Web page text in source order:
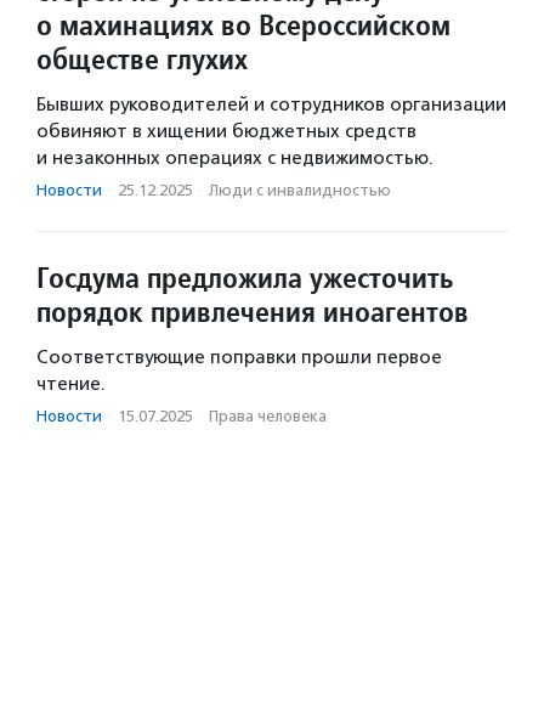
о махинациях во Всероссийском
обществе глухих
Бывших руководителей и сотрудников организации
обвиняют в хищении бюджетных средств
и незаконных операциях с недвижимостью.
Новости · 25.12.2025 · Люди с инвалидностью
Госдума предложила ужесточить
порядок привлечения иноагентов
Соответствующие поправки прошли первое
чтение.
Новости · 15.07.2025 · Права человека